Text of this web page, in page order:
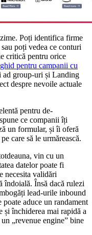
Poți identifica firme
poți vedea ce conturi
critică pentru orice
pentru campanii cu
ad group-uri și Landing
despre nevoile actuale
pentru de-
ce companii îți
un formular, și îi oferă
care să le urmărească.
vin cu un
datelor poate fi
necesita validări
îndoială. Însă dacă rulezi
lead-urile inbound
aduce un randament
și închiderea mai rapidă a
„revenue engine” bine